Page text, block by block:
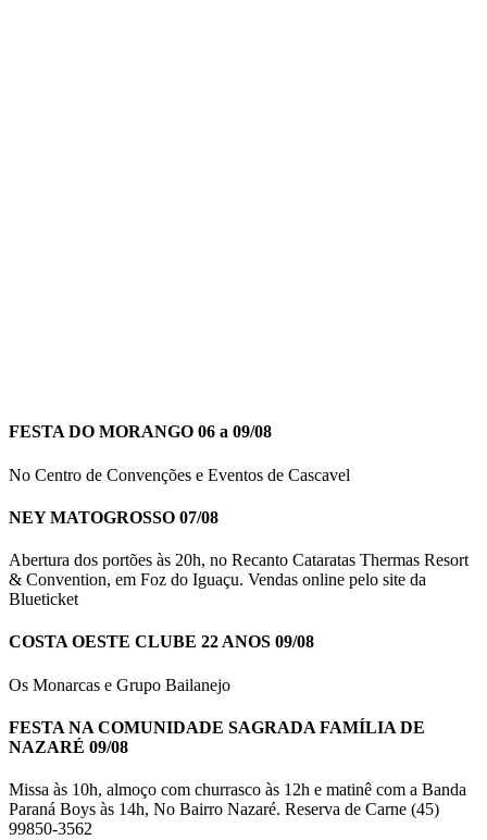
FESTA DO MORANGO 06 a 09/08
No Centro de Convenções e Eventos de Cascavel
NEY MATOGROSSO 07/08
Abertura dos portões às 20h, no Recanto Cataratas Thermas Resort
& Convention, em Foz do Iguaçu. Vendas online pelo site da
Blueticket
COSTA OESTE CLUBE 22 ANOS 09/08
Os Monarcas e Grupo Bailanejo
FESTA NA COMUNIDADE SAGRADA FAMÍLIA DE
NAZARÉ 09/08
Missa às 10h, almoço com churrasco às 12h e matinê com a Banda
Paraná Boys às 14h, No Bairro Nazaré. Reserva de Carne (45)
99850-3562